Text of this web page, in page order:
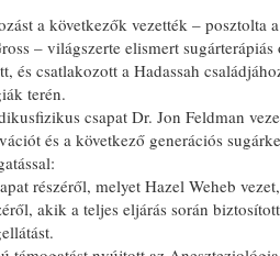
a következők vezették – posztolta
– világszerte elismert
és csatlakozott a Hadassah
terén.
csapat Dr. Jon Feldman
és a következő generációs
részéről, melyet Hazel Weheb
akik a teljes eljárás során